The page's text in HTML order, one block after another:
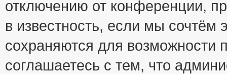
отключению от конференции,
в известность, если мы
сохраняются для возможности
соглашаетесь с тем, что